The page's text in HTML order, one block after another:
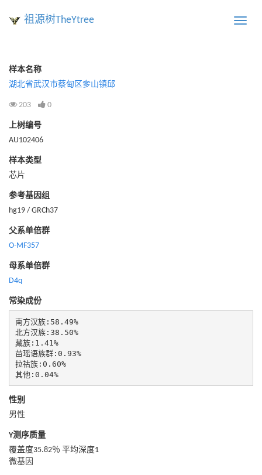
Toggle
祖源树TheYtree
样本名称
湖北省武汉市蔡甸区奓山镇邱
203 0
上树编号
AU102406
样本类型
芯片
参考基因组
hg19 / GRCh37
父系单倍群
O-MF357
母系单倍群
D4q
常染成份
南方汉族:58.49%
北方汉族:38.50%
藏族:1.41%
苗瑶语族群:0.93%
拉祜族:0.60%
其他:0.04%
性别
男性
Y测序质量
覆盖度35.82％ 平均深度1
微基因